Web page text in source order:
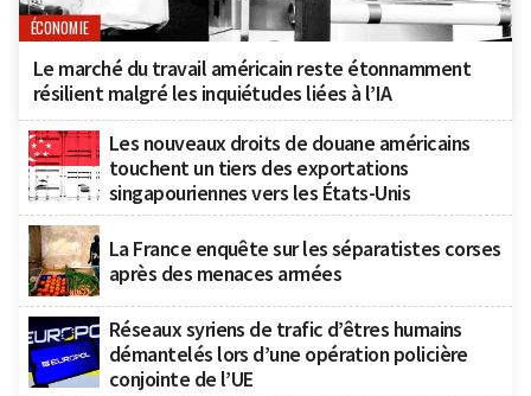
ÉCONOMIE
Le marché du travail américain reste étonnamment
résilient malgré les inquiétudes liées à l’IA
Les nouveaux droits de douane américains
touchent un tiers des exportations
singapouriennes vers les États-Unis
La France enquête sur les séparatistes corses
après des menaces armées
Réseaux syriens de trafic d’êtres humains
démantelés lors d’une opération policière
conjointe de l’UE